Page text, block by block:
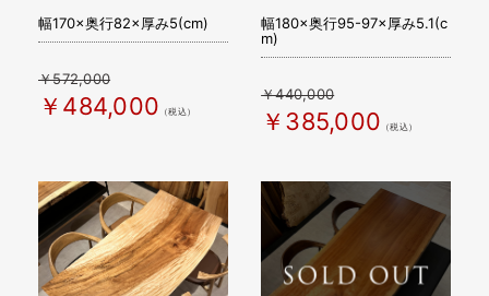
幅170×奥行82×厚み5(cm)
￥572,000
￥484,000 （税込）
幅180×奥行95-97×厚み5.1(c
m)
￥440,000
￥385,000 （税込）